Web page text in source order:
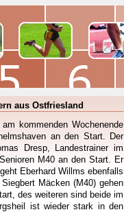
aus Ostfriesland
kommenden Wochenende
an den Start. Der
Dresp, Landestrainer im
M40 an den Start. Er
Eberhard Willms ebenfalls
Mäcken (M40) gehen
des weiteren sind beide im
ist wieder stark in den